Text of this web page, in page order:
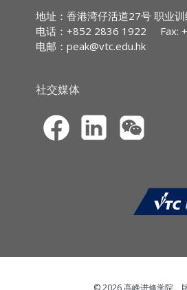
课程内容
单元 2: Robo-Avisor –
机械
如何理解机械人投资建议
财富管理经理的后续步骤
MPFA Non-core CPD Hours:
SFC CPT Hours:
地址：香港湾仔活道27号 职业
电话：+852 2836 1922
Fax:
电邮： peak@vtc.edu.hk
社交媒体
© 2026 高峰进修学院。